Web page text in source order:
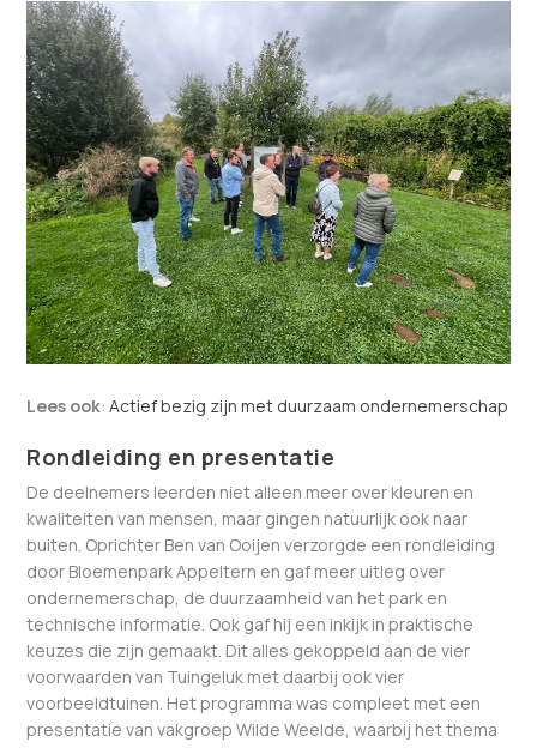
Lees ook:Actief bezig zijn met duurzaam ondernemerschap
Rondleiding en presentatie
De deelnemers leerden niet alleen meer over kleuren en
kwaliteiten van mensen, maar gingen natuurlijk ook naar
buiten. Oprichter Ben van Ooijen verzorgde een rondleiding
door Bloemenpark Appeltern en gaf meer uitleg over
ondernemerschap, de duurzaamheid van het park en
technische informatie. Ook gaf hij een inkijk in praktische
keuzes die zijn gemaakt. Dit alles gekoppeld aan de vier
voorwaarden van Tuingeluk met daarbij ook vier
voorbeeldtuinen. Het programma was compleet met een
presentatie van vakgroep Wilde Weelde, waarbij het thema